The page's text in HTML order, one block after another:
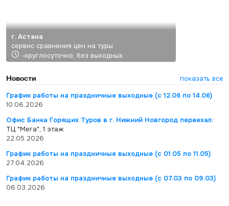
г. Астана
сервис сравнения цен на туры
-круглосуточно, без выходных
Новости
показать все
График работы на праздничные выходные (с 12.06 по 14.06)
10.06.2026
Офис Банка Горящих Туров в г. Нижний Новгород переехал:
ТЦ "Мега", 1 этаж
22.05.2026
График работы на праздничные выходные (с 01.05 по 11.05)
27.04.2026
График работы на праздничные выходные (с 07.03 по 09.03)
06.03.2026